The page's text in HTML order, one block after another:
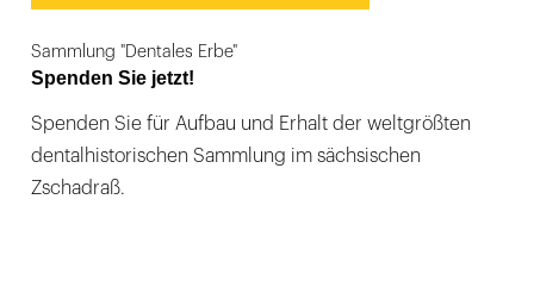
Sammlung "Dentales Erbe"
Spenden Sie jetzt!
Spenden Sie für Aufbau und Erhalt der weltgrößten
dentalhistorischen Sammlung im sächsischen
Zschadraß.